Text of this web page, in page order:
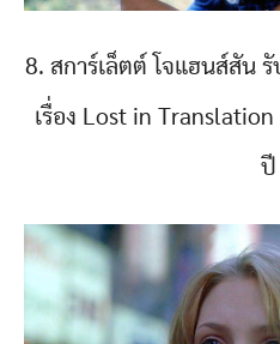
8. สการ์เล็ตต์ โจแฮนส์สัน
เรื่อง Lost in
ปี